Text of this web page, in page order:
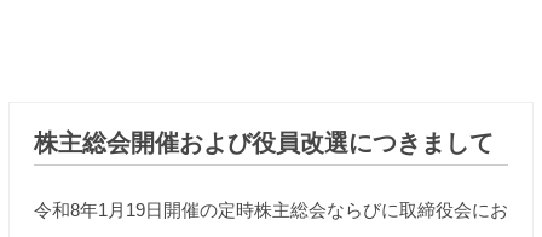
株主総会開催および役員改選につきまして
令和8年1月19日開催の定時株主総会ならびに取締役会にお